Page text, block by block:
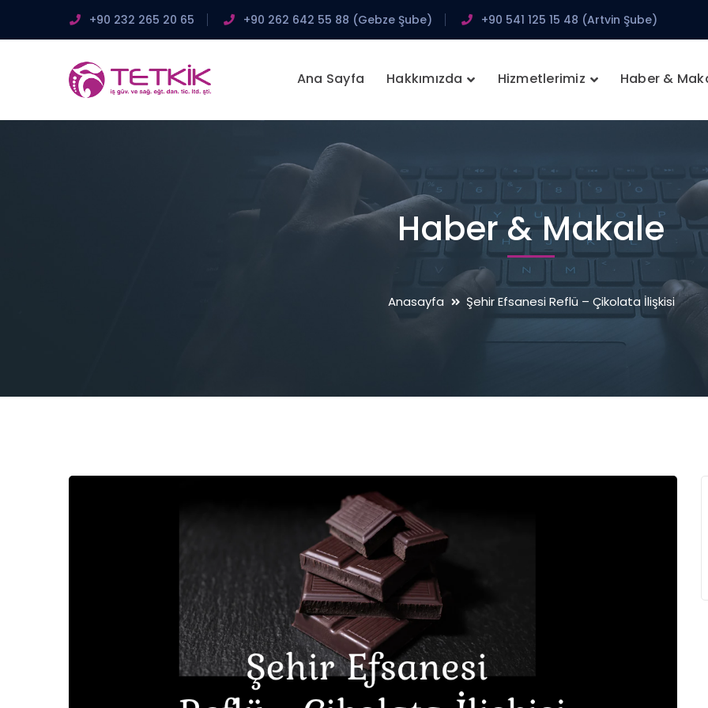
+90 232 265 20 65 +90 262 642 55 88 (Gebze Şube) +90 541 125 15 48 (Artvin Şube)
Ana Sayfa Hakkımızda Hizmetlerimiz Haber &
Haber & Makale
Anasayfa Şehir Efsanesi Reflü – Çikolata İlişkisi